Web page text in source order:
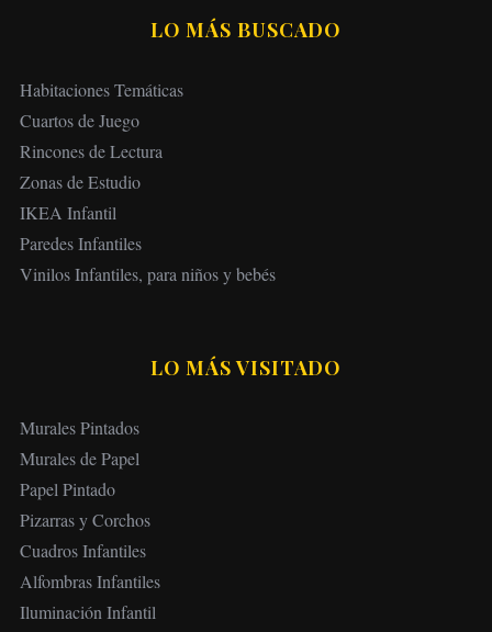
LO MÁS BUSCADO
Habitaciones Temáticas
Cuartos de Juego
Rincones de Lectura
Zonas de Estudio
IKEA Infantil
Paredes Infantiles
Vinilos Infantiles, para niños y bebés
LO MÁS VISITADO
Murales Pintados
Murales de Papel
Papel Pintado
Pizarras y Corchos
Cuadros Infantiles
Alfombras Infantiles
Iluminación Infantil